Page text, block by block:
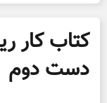
کتاب کار
دست دوم